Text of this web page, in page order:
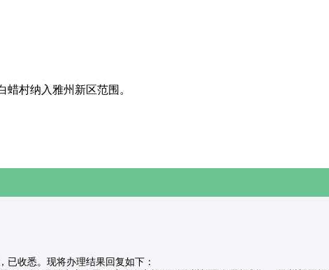
村纳入雅州新区范围。
收悉。现将办理结果回复如下：